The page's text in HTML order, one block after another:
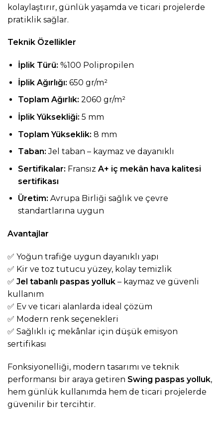
kolaylaştırır, günlük yaşamda ve ticari projelerde
pratiklik sağlar.
Teknik Özellikler
İplik Türü: %100 Polipropilen
İplik Ağırlığı: 650 gr/m²
Toplam Ağırlık: 2060 gr/m²
İplik Yüksekliği: 5 mm
Toplam Yükseklik: 8 mm
Taban: Jel taban – kaymaz ve dayanıklı
Sertifikalar: Fransız A+ iç mekân hava kalitesi
sertifikası
Üretim: Avrupa Birliği sağlık ve çevre
standartlarına uygun
Avantajlar
✅ Yoğun trafiğe uygun dayanıklı yapı
✅ Kir ve toz tutucu yüzey, kolay temizlik
✅ Jel tabanlı paspas yolluk – kaymaz ve güvenli
kullanım
✅ Ev ve ticari alanlarda ideal çözüm
✅ Modern renk seçenekleri
✅ Sağlıklı iç mekânlar için düşük emisyon
sertifikası
Fonksiyonelliği, modern tasarımı ve teknik
performansı bir araya getiren Swing paspas yolluk,
hem günlük kullanımda hem de ticari projelerde
güvenilir bir tercihtir.